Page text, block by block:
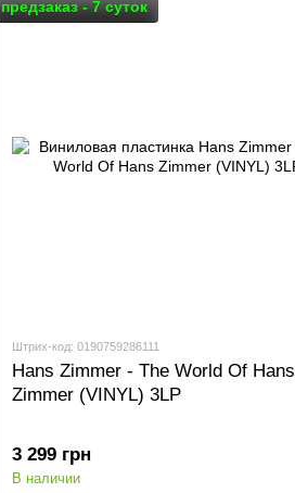
предзаказ - 7 суток
Штрих-код: 0190759286111
Hans Zimmer - The World Of Hans
Zimmer (VINYL) 3LP
3 299 грн
В наличии